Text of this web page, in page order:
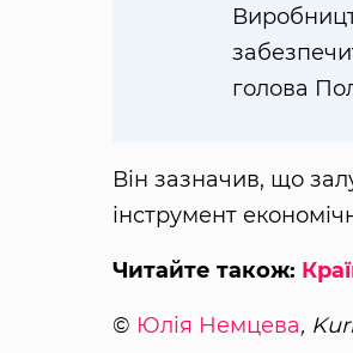
голова
Він зазначив, що
інструмент
Читайте також:
© Юлія Немцева,